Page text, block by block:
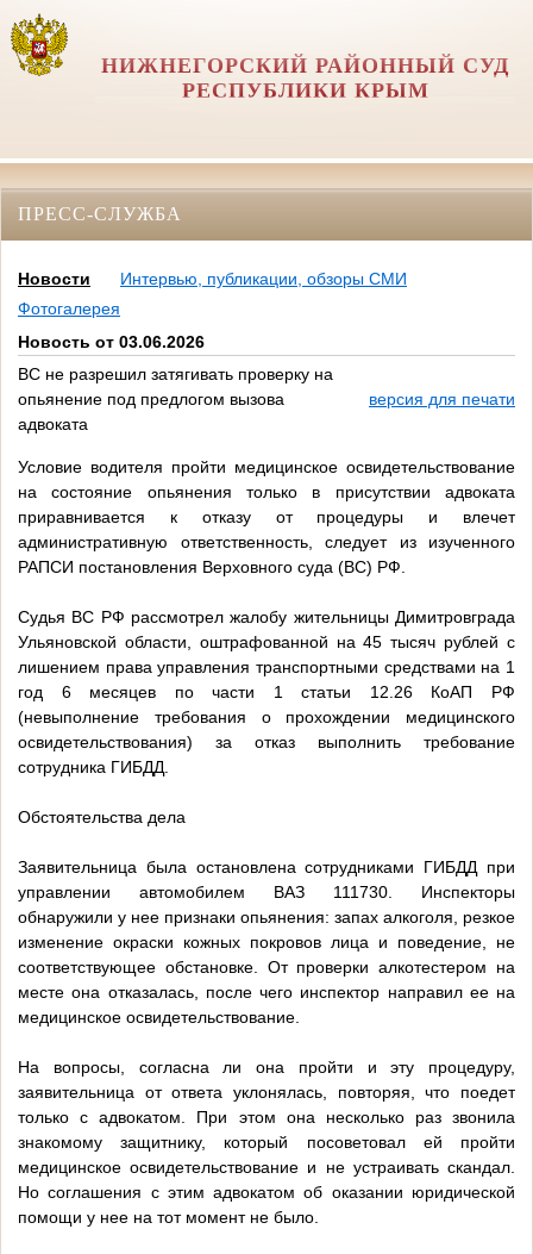
НИЖНЕГОРСКИЙ РАЙОННЫЙ СУД
РЕСПУБЛИКИ КРЫМ
ПРЕСС-СЛУЖБА
Новости
Интервью, публикации, обзоры СМИ
Фотогалерея
Новость от 03.06.2026
ВС не разрешил затягивать проверку на
опьянение под предлогом вызова
адвоката
версия для печати
Условие водителя пройти медицинское освидетельствование
на состояние опьянения только в присутствии адвоката
приравнивается к отказу от процедуры и влечет
административную ответственность, следует из изученного
РАПСИ постановления Верховного суда (ВС) РФ.
Судья ВС РФ рассмотрел жалобу жительницы Димитровграда
Ульяновской области, оштрафованной на 45 тысяч рублей с
лишением права управления транспортными средствами на 1
год 6 месяцев по части 1 статьи 12.26 КоАП РФ
(невыполнение требования о прохождении медицинского
освидетельствования) за отказ выполнить требование
сотрудника ГИБДД.
Обстоятельства дела
Заявительница была остановлена сотрудниками ГИБДД при
управлении автомобилем ВАЗ 111730. Инспекторы
обнаружили у нее признаки опьянения: запах алкоголя, резкое
изменение окраски кожных покровов лица и поведение, не
соответствующее обстановке. От проверки алкотестером на
месте она отказалась, после чего инспектор направил ее на
медицинское освидетельствование.
На вопросы, согласна ли она пройти и эту процедуру,
заявительница от ответа уклонялась, повторяя, что поедет
только с адвокатом. При этом она несколько раз звонила
знакомому защитнику, который посоветовал ей пройти
медицинское освидетельствование и не устраивать скандал.
Но соглашения с этим адвокатом об оказании юридической
помощи у нее на тот момент не было.